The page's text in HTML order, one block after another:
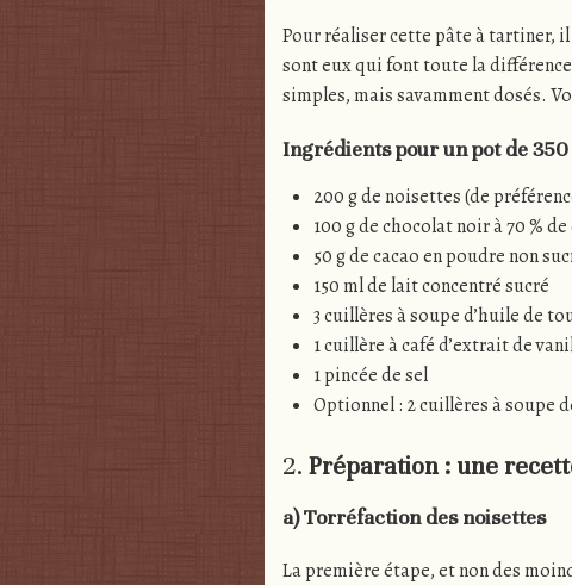
Pour réaliser cette pâte à tartiner,
sont eux qui font toute la
simples, mais savamment dosés.
Ingrédients pour un pot de
200 g de noisettes (de
100 g de chocolat noir à 70 % de
50 g de cacao en poudre non
150 ml de lait concentré sucré
3 cuillères à soupe d’huile de
1 cuillère à café d’extrait de
1 pincée de sel
Optionnel : 2 cuillères à soupe
2. Préparation : une
a) Torréfaction des noisettes
La première étape, et non des